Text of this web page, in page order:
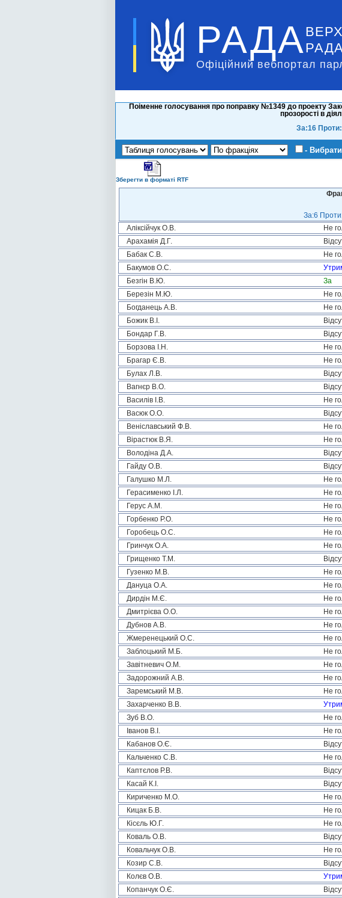
РАДА
Офіційний вебпортал
Поіменне голосування про поправку №1349 до проекту
прозорості в
За:16
-
Зберегти в форматі RTF
За:6
Аліксійчук О.В.
Не
Арахамія Д.Г.
Бабак С.В.
Не
Бакумов О.С.
Безгін В.Ю.
За
Березін М.Ю.
Не
Богданець А.В.
Не
Божик В.І.
Бондар Г.В.
Борзова І.Н.
Не
Брагар Є.В.
Не
Булах Л.В.
Вагнєр В.О.
Василів І.В.
Не
Васюк О.О.
Веніславський Ф.В.
Не
Вірастюк В.Я.
Не
Володіна Д.А.
Гайду О.В.
Галушко М.Л.
Не
Герасименко І.Л.
Не
Герус А.М.
Не
Горбенко Р.О.
Не
Горобець О.С.
Не
Гринчук О.А.
Не
Грищенко Т.М.
Гузенко М.В.
Не
Дануца О.А.
Не
Дирдін М.Є.
Не
Дмитрієва О.О.
Не
Дубнов А.В.
Не
Жмеренецький О.С.
Не
Заблоцький М.Б.
Не
Завітневич О.М.
Не
Задорожний А.В.
Не
Заремський М.В.
Не
Захарченко В.В.
Зуб В.О.
Не
Іванов В.І.
Не
Кабанов О.Є.
Кальченко С.В.
Не
Каптєлов Р.В.
Касай К.І.
Кириченко М.О.
Не
Кицак Б.В.
Не
Кісєль Ю.Г.
Не
Коваль О.В.
Ковальчук О.В.
Не
Козир С.В.
Колєв О.В.
Копанчук О.Є.